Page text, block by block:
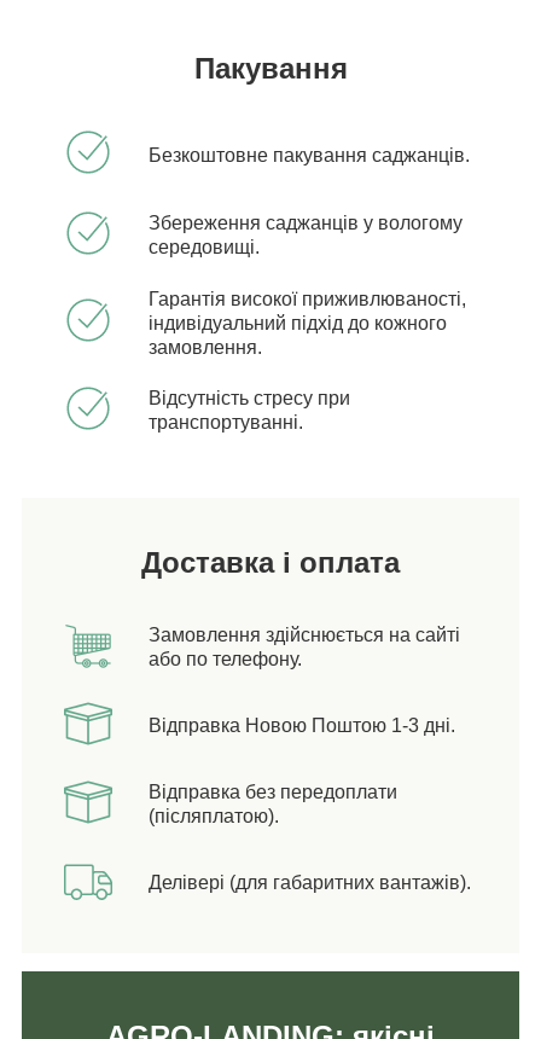
Пакування
Безкоштовне пакування саджанців.
Збереження саджанців у вологому
середовищі.
Гарантія високої приживлюваності,
індивідуальний підхід до кожного
замовлення.
Відсутність стресу при
транспортуванні.
Доставка і оплата
Замовлення здійснюється на сайті
або по телефону.
Відправка Новою Поштою 1-3 дні.
Відправка без передоплати
(післяплатою).
Делівері (для габаритних вантажів).